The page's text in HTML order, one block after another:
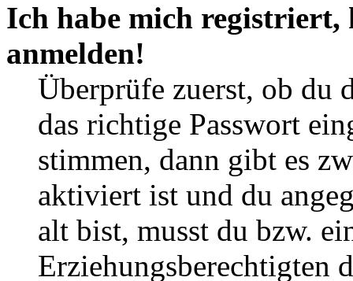
Ich habe mich
anmelden!
Überprüfe zuerst, ob du
das richtige Passwort
stimmen, dann gibt es
aktiviert ist und du
alt bist, musst du bzw.
Erziehungsberechtigten